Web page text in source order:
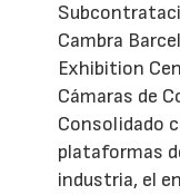
Cambra
Exhibition
Cámaras de
Consolidado
plataformas
industria, el